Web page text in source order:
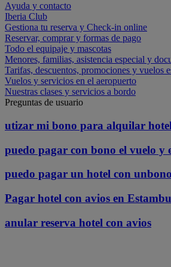
Ayuda y contacto
Iberia Club
Gestiona tu reserva y Check-in online
Reservar, comprar y formas de pago
Todo el equipaje y mascotas
Menores, familias, asistencia especial y
Tarifas, descuentos, promociones y vuelos
Vuelos y servicios en el aeropuerto
Nuestras clases y servicios a bordo
Preguntas de usuario
utizar mi bono para alquilar hotel
puedo pagar con bono el vuelo y
puedo pagar un hotel con
Pagar hotel con avios en
anular reserva hotel con avios